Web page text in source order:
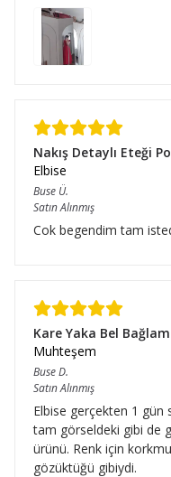
Nakış Detaylı Eteği
Elbise
Buse Ü.
Satın Alınmış
Cok begendim tam
Kare Yaka Bel
Muhteşem
BuseD.
Satın Alınmış
Elbise gerçekten 1 gün
tam görseldeki gibi de
ürünü. Renk için
gözüktüğü gibiydi.